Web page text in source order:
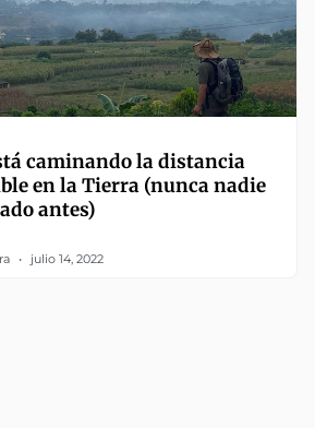
caminando la distancia
en la Tierra (nunca nadie
antes)
julio 14, 2022